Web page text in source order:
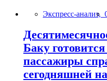
Экспресс-анализ,
Баку
пассажиры
сегодняшней